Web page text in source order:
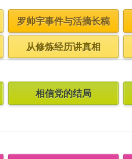
罗帅宇事件与活摘长稿
从修炼经历讲真相
相信党的结局